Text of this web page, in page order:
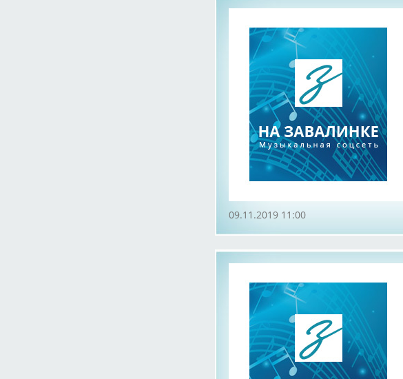
09.11.2019 11:00